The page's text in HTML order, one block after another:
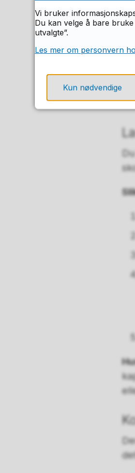
Vi bruker
Du kan velge å bare
utvalgte”.
Les mer om personvern
Kun nødvendige